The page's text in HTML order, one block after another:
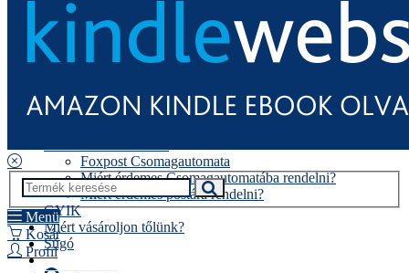
Szerződési Feltételek
Rólunk
Foxpost Csomagautomata
Miért érdemes Csomagautomatába rendelni?
Miért érdemes postára rendelni?
GYIK
Miért vásároljon tőlünk?
Súgó
Menü
Kosár
Profil